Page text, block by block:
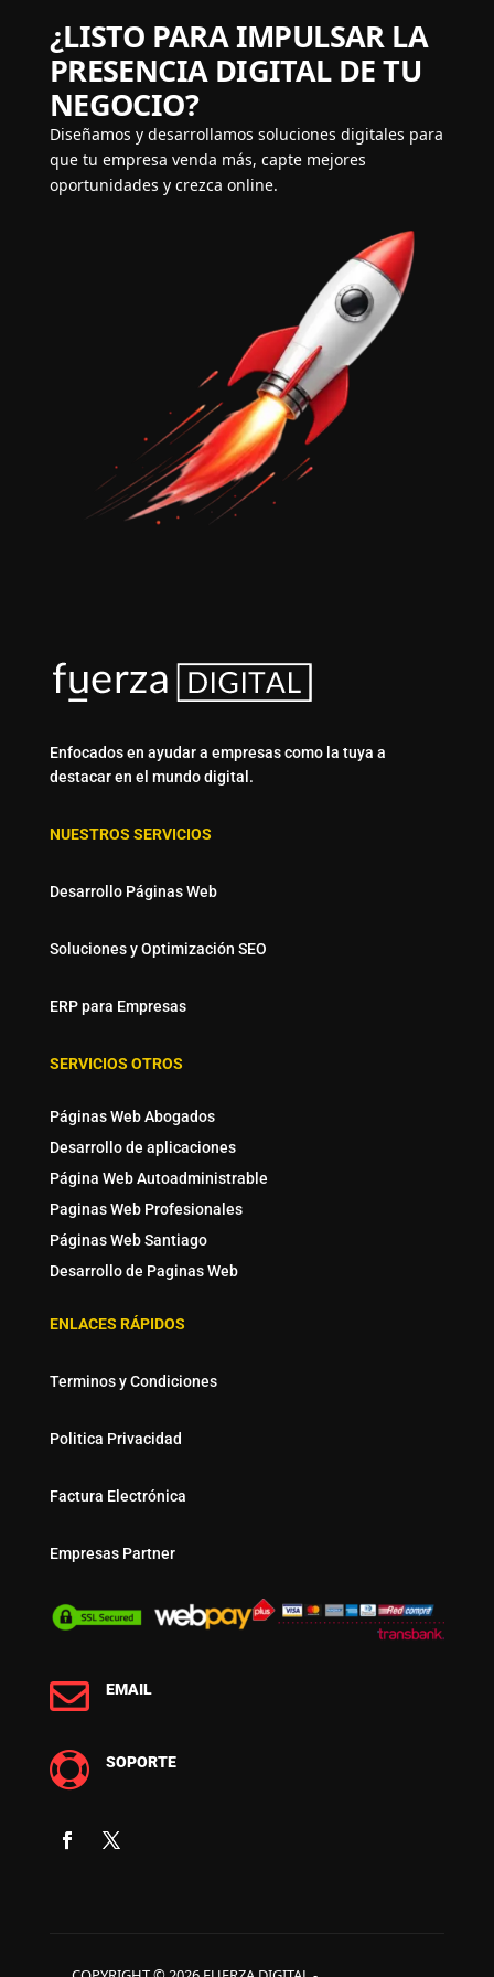
¿LISTO PARA IMPULSAR LA
PRESENCIA DIGITAL DE TU
NEGOCIO?
Diseñamos y desarrollamos soluciones digitales para
que tu empresa venda más, capte mejores
oportunidades y crezca online.
Enfocados en ayudar a empresas como la tuya a
destacar en el mundo digital.
NUESTROS SERVICIOS
Desarrollo Páginas Web
Soluciones y Optimización SEO
ERP para Empresas
SERVICIOS OTROS
Páginas Web Abogados
Desarrollo de aplicaciones
Página Web Autoadministrable
Paginas Web Profesionales
Páginas Web Santiago
Desarrollo de Paginas Web
ENLACES RÁPIDOS
Terminos y Condiciones
Politica Privacidad
Factura Electrónica
Empresas Partner
 EMAIL
 SOPORTE